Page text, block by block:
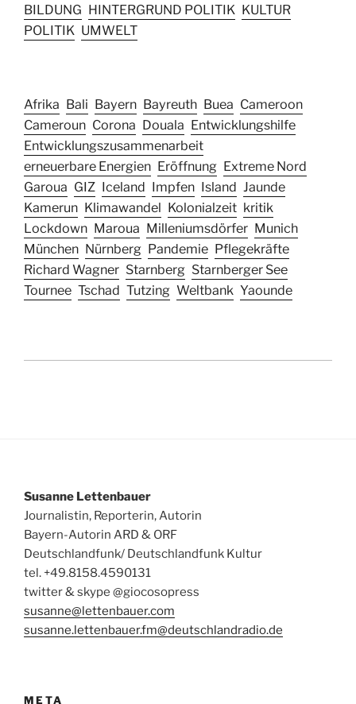
BILDUNG HINTERGRUND POLITIK KULTUR
POLITIK UMWELT
Afrika Bali Bayern Bayreuth Buea Cameroon
Cameroun Corona Douala Entwicklungshilfe
Entwicklungszusammenarbeit
erneuerbare Energien Eröffnung Extreme Nord
Garoua GIZ Iceland Impfen Island Jaunde
Kamerun Klimawandel Kolonialzeit kritik
Lockdown Maroua Milleniumsdörfer Munich
München Nürnberg Pandemie Pflegekräfte
Richard Wagner Starnberg Starnberger See
Tournee Tschad Tutzing Weltbank Yaounde
Susanne Lettenbauer
Journalistin, Reporterin, Autorin
Bayern-Autorin ARD & ORF
Deutschlandfunk/ Deutschlandfunk Kultur
tel. +49.8158.4590131
twitter & skype @giocosopress
susanne@lettenbauer.com
susanne.lettenbauer.fm@deutschlandradio.de
META